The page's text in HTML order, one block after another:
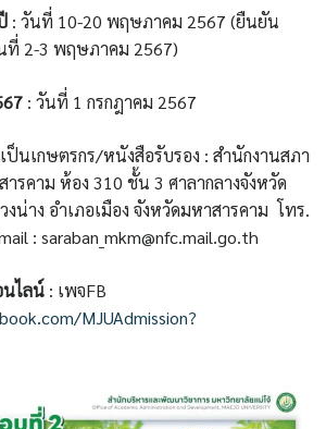
: วันที่ 10-20 พฤษภาคม 2567 (ยืนยัน
ที่ 2-3 พฤษภาคม 2567)
: วันที่ 1 กรกฎาคม 2567
ป็นเกษตรกร/หนังสือรับรอง : สำนักงานสภา
ารคาม ห้อง 310 ชั้น 3 ศาลากลางจังหวัด
น่าง อำเภอเมือง จังหวัดมหาสารคาม โทร.
: saraban_mkm@nfc.mail.go.th
นไลน์ : เพจFB
MJUAdmission?